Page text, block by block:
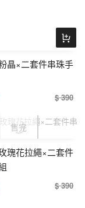
晶×二套件串珠手
$ 390
瑰花拉繩×二套件
$ 390